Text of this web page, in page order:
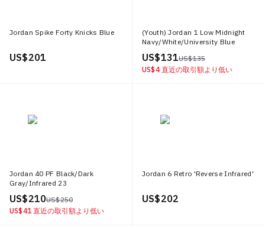
Jordan Spike Forty Knicks Blue
US$ 201
(Youth) Jordan 1 Low Midnight
Navy/White/University Blue
US$ 131US$ 135
US$ 4 直近の取引額より低い
Jordan 40 PF Black/Dark
Gray/Infrared 23
US$ 210US$ 250
US$ 41 直近の取引額より低い
Jordan 6 Retro 'Reverse Infrared'
US$ 202